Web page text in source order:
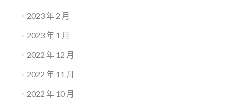
2023 年 2 月
2023 年 1 月
2022 年 12 月
2022 年 11 月
2022 年 10 月